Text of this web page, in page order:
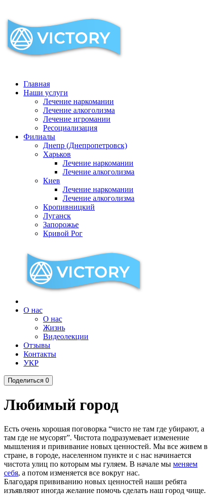
Главная
Наши услуги
Лечение наркомании
Лечение алкоголизма
Лечение игромании
Ресоциализация
Филиалы
Днепр (Днепропетровск)
Харьков
Лечение наркомании
Лечение алкоголизма
Киев
Лечение наркомании
Лечение алкоголизма
Кропивницкий
Луганск
Запорожье
Кривой Рог
О нас
О нас
Жизнь
Видеолекции
Отзывы
Контакты
УКР
Поделиться 0
Любимый город
Есть очень хорошая поговорка “чисто не там где убирают, а
там где не мусорят”. Чистота подразумевает изменение
мышления и прививание новых ценностей. Мы все живем в
стране, в городе, населенном пункте и с нас начинается
чистота улиц по которым мы гуляем. В начале мы меняем
себя, а потом изменяется все вокруг нас.
Благодаря прививанию новых ценностей наши ребята
изъявляют иногда желание помочь сделать наш город чище.